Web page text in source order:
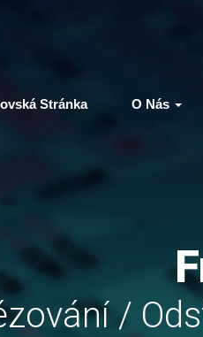
Stránka O Nás
/